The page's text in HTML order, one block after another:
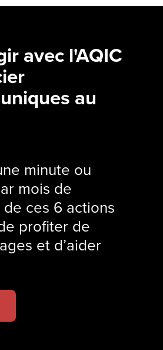
avec l'AQIC
au
minute ou
mois de
ces 6 actions
profiter de
et d’aider